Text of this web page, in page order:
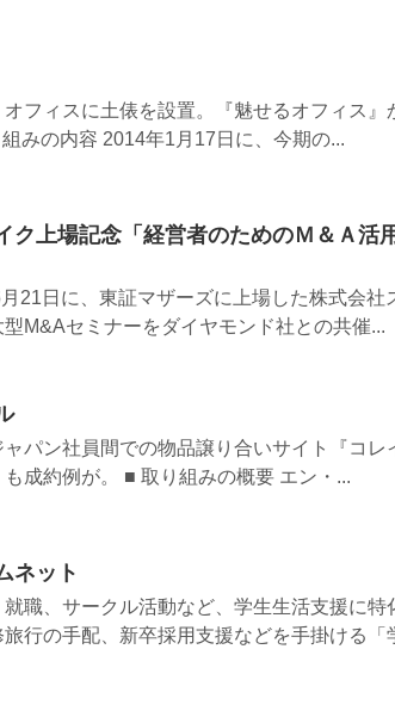
オフィスに土俵を設置。『魅せるオフィス』
みの内容 2014年1月17日に、今期の...
ク上場記念「経営者のためのＭ＆Ａ活
21日に、東証マザーズに上場した株式会社
M&Aセミナーをダイヤモンド社との共催...
ャパン社員間での物品譲り合いサイト『コレ
成約例が。 ■ 取り組みの概要 エン・...
ネット
職、サークル活動など、学生生活支援に特
行の手配、新卒採用支援などを手掛ける「